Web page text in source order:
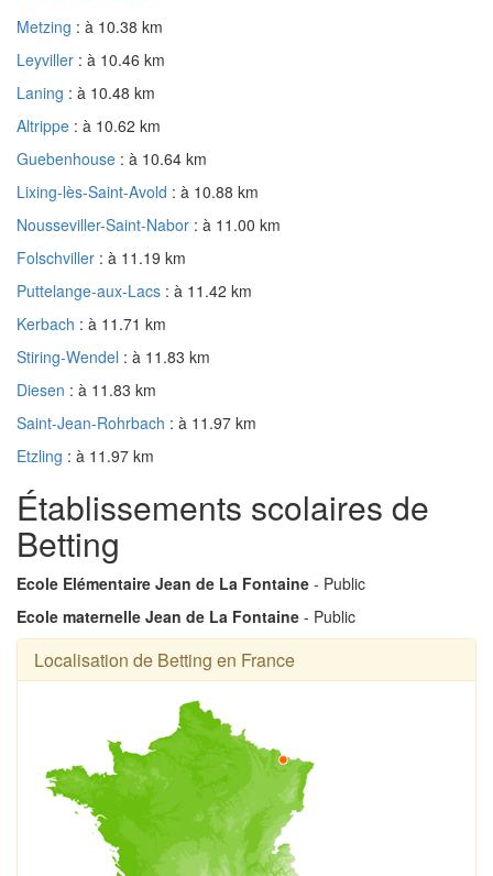
Metzing : à 10.38 km
Leyviller : à 10.46 km
Laning : à 10.48 km
Altrippe : à 10.62 km
Guebenhouse : à 10.64 km
Lixing-lès-Saint-Avold : à 10.88 km
Nousseviller-Saint-Nabor : à 11.00 km
Folschviller : à 11.19 km
Puttelange-aux-Lacs : à 11.42 km
Kerbach : à 11.71 km
Stiring-Wendel : à 11.83 km
Diesen : à 11.83 km
Saint-Jean-Rohrbach : à 11.97 km
Etzling : à 11.97 km
Établissements scolaires de
Betting
Ecole Elémentaire Jean de La Fontaine - Public
Ecole maternelle Jean de La Fontaine - Public
Localisation de Betting en France